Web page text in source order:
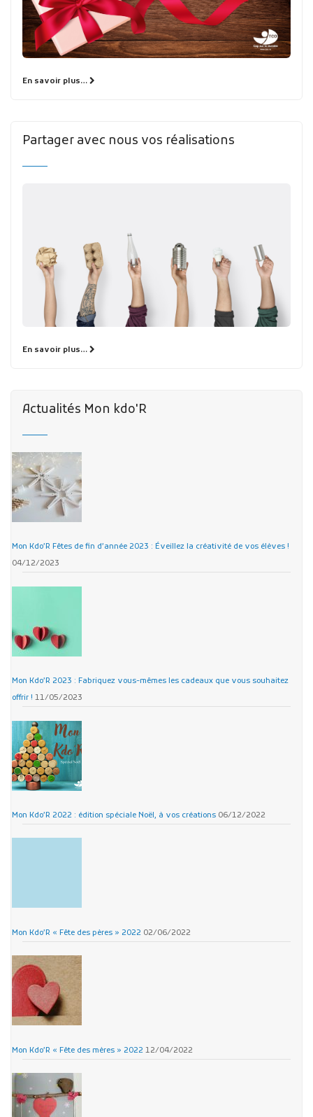
En savoir plus…
Partager avec nous vos réalisations
En savoir plus…
Actualités Mon kdo'R
Mon Kdo’R Fêtes de fin d’année 2023 : Éveillez la créativité de vos élèves !
04/12/2023
Mon Kdo’R 2023 : Fabriquez vous-mêmes les cadeaux que vous souhaitez
offrir ! 11/05/2023
Mon Kdo’R 2022 : édition spéciale Noël, à vos créations 06/12/2022
Mon Kdo’R « Fête des pères » 2022 02/06/2022
Mon Kdo’R « Fête des mères » 2022 12/04/2022